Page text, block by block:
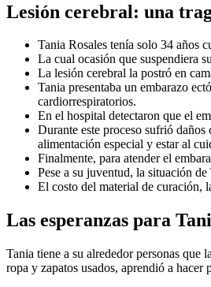
Lesión cerebral: una
Tania Rosales tenía solo 34 años
La cual ocasión que suspendiera
La lesión cerebral la postró en
Tania presentaba un embarazo
cardiorrespiratorios.
En el hospital detectaron que el
Durante este proceso sufrió
alimentación especial y estar al
Finalmente, para atender el
Pese a su juventud, la situación
El costo del material de curación,
Las esperanzas para
Tania tiene a su alrededor personas que
ropa y zapatos usados, aprendió a hacer